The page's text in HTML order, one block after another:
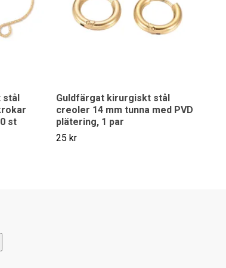
stål
st
Guldfärgat kirurgiskt stål
creoler 14 mm tunna med PVD
plätering, 1 par
25 kr